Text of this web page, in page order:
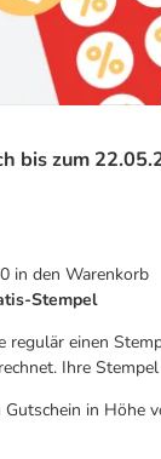
bis zum
in den Warenkorb
Stempel
einen
Ihre
in